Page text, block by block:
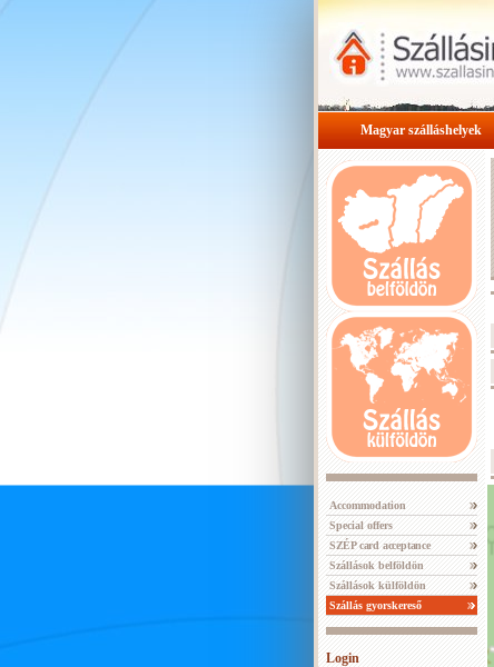
Magyar szálláshelyek
Accommodation
Special offers
SZÉP card acceptance
Szállások belföldön
Szállások külföldön
Szállás gyorskereső
Login